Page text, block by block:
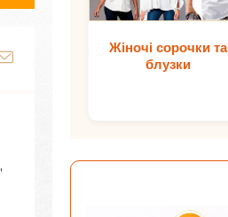
Жіночі сорочки та
блузки